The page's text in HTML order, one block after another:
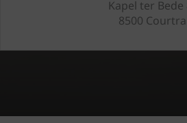
Kapel ter Bede
8500